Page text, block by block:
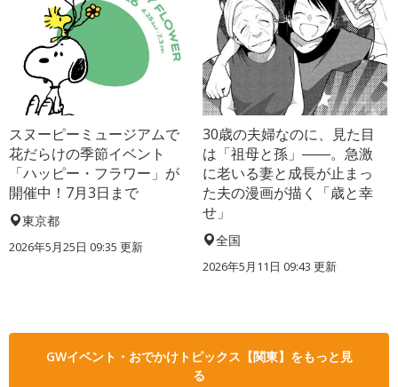
スヌーピーミュージアムで
花だらけの季節イベント
「ハッピー・フラワー」が
開催中！7月3日まで
東京都
2026年5月25日 09:35 更新
30歳の夫婦なのに、見た目
は「祖母と孫」――。急激
に老いる妻と成長が止まっ
た夫の漫画が描く「歳と幸
せ」
全国
2026年5月11日 09:43 更新
GWイベント・おでかけトピックス【関東】をもっと見
る